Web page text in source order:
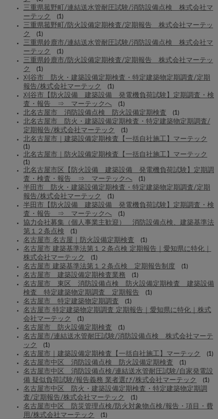
三重県菰野町/連結送水管耐圧試験/消防設備点検 株式会社マ
ーテック
(1)
三重県菰野町/防火設備定期検査/定期報告 株式会社マーテッ
ク
(1)
三重県鈴鹿市/連結送水管耐圧試験/消防設備点検 株式会社マ
ーテック
(1)
三重県鈴鹿市/防火設備定期検査/定期報告 株式会社マーテッ
ク
(1)
刈谷市 防火・建築設備定期検査・特定建築物定期調査/定期
報告/株式会社マーテック
(1)
刈谷市【防火設備 建築設備 発電機負荷試験】定期調査・検
査・報告 ⇒ マーテックへ
(1)
北名古屋市 消防設備点検 防火設備定期検査 (1)
北名古屋市 防火・建築設備定期検査・特定建築物定期調査/
定期報告/株式会社マーテック
(1)
北名古屋市｜建築設備定期検査【一括自社施工】マーテック
(1)
北名古屋市｜防火設備定期検査【一括自社施工】マーテック
(1)
北名古屋市区【防火設備 建築設備 発電機負荷試験】定期調
査・検査・報告 ⇒ マーテックへ
(1)
半田市 防火・建築設備定期検査・特定建築物定期調査/定期
報告/株式会社マーテック
(1)
半田市【防火設備 建築設備 発電機負荷試験】定期調査・検
査・報告 ⇒ マーテックへ
(1)
協力会社募集（個人事業主歓迎） 消防設備点検、建築基準法
第１２条点検
(1)
名古屋市 名古屋｜防火設備定期検査 (1)
名古屋市 建築基準法第１２条点検 定期報告｜愛知県に特化｜
株式会社マーテック
(1)
名古屋市 建築基準法第１２条点検 定期報告制度 (1)
名古屋市 建築設備定期検査業務 (1)
名古屋市 東区 消防設備点検 防火設備定期検査 建築設備
検査 特定建築物定期調査 定期報告
(1)
名古屋市 特定建築物定期調査 (1)
名古屋市 特定建築物定期調査 定期報告｜愛知県に特化｜株式
会社マーテック
(1)
名古屋市 防火設備定期検査 (1)
名古屋市/連結送水管耐圧試験/消防設備点検 株式会社マーテ
ック
(1)
名古屋市｜建築設備定期検査【一括自社施工】マーテック (1)
名古屋市中区 消防設備点検 防火設備定期検査 (1)
名古屋市中区 消防設備点検/連結送水管耐圧試験/自家発電設
備 疑似負荷試験/報告義務 業者選び/株式会社マーテック
(1)
名古屋市中区 防火・建築設備定期検査・特定建築物定期調
査/定期報告/株式会社マーテック
(1)
名古屋市中区 防災管理点検/防火対象物点検/報告・項目・費
用/株式会社マーテック
(1)